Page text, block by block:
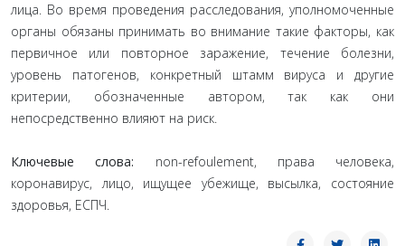
лица. Во время проведения расследования, уполномоченные
органы обязаны принимать во внимание такие факторы, как
первичное или повторное заражение, течение болезни,
уровень патогенов, конкретный штамм вируса и другие
критерии, обозначенные автором, так как они
непосредственно влияют на риск.
Ключевые слова: non-refoulement, права человека,
коронавирус, лицо, ищущее убежище, высылка, состояние
здоровья, ЕСПЧ.